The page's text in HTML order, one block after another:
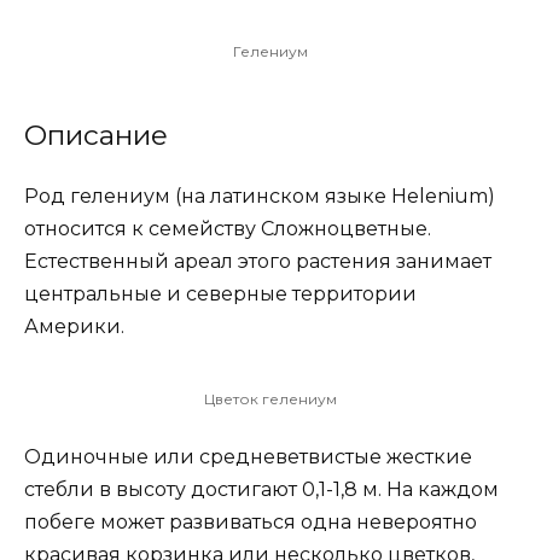
Гелениум
Описание
Род гелениум (на латинском языке Helenium)
относится к семейству Сложноцветные.
Естественный ареал этого растения занимает
центральные и северные территории
Америки.
Цветок гелениум
Одиночные или средневетвистые жесткие
стебли в высоту достигают 0,1-1,8 м. На каждом
побеге может развиваться одна невероятно
красивая корзинка или несколько цветков,